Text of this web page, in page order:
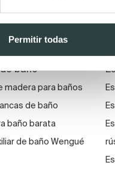
Permitir todas
Fíjate bien en el
nueva cajonera de
como el secador, la
baño
madera para baños
de baño
baño barata
de baño Wengué